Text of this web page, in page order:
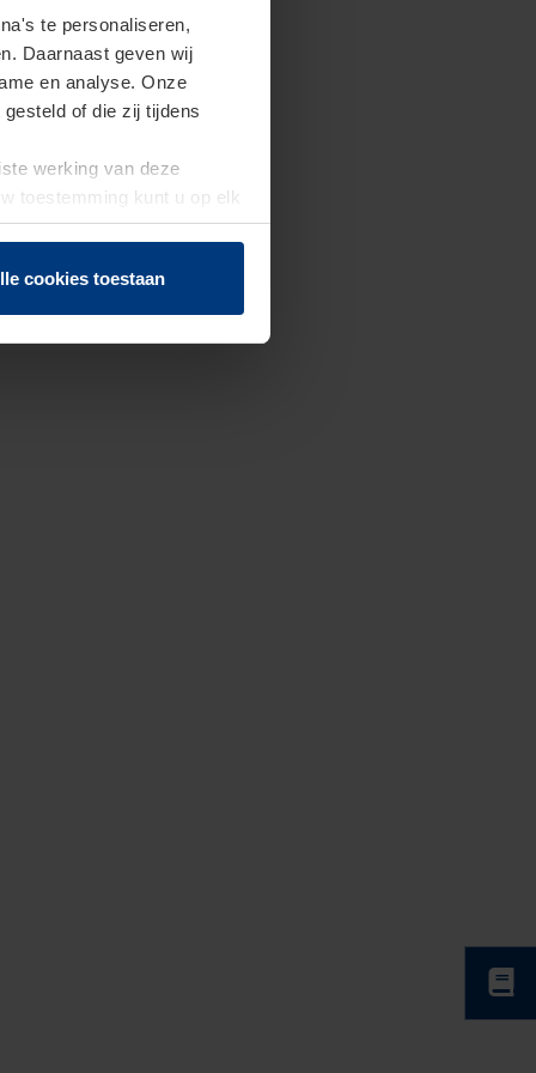
te personaliseren,
Daarnaast geven wij
en analyse. Onze
of die zij tijdens
werking van deze
toestemming kunt u op elk
herroepen.
cookies toestaan